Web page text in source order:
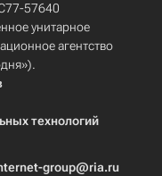
57640
унитарное
агентство
технологий
group@ria.ru